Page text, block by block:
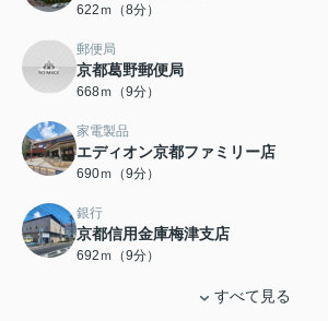
622ｍ（8分）
郵便局
京都葛野郵便局
668ｍ（9分）
家電製品
エディオン京都ファミリー店
690ｍ（9分）
銀行
京都信用金庫梅津支店
692ｍ（9分）
すべて見る